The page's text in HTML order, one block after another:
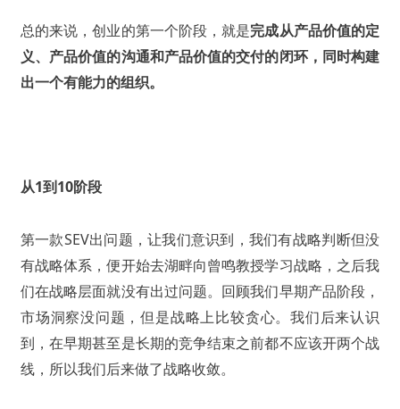
总的来说，创业的第一个阶段，就是完成从产品价值的定
义、产品价值的沟通和产品价值的交付的闭环，同时构建
出一个有能力的组织。
从1到10阶段
第一款SEV出问题，让我们意识到，我们有战略判断但没
有战略体系，便开始去湖畔向曾鸣教授学习战略，之后我
们在战略层面就没有出过问题。回顾我们早期产品阶段，
市场洞察没问题，但是战略上比较贪心。我们后来认识
到，在早期甚至是长期的竞争结束之前都不应该开两个战
线，所以我们后来做了战略收敛。